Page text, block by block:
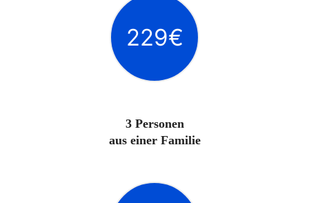
229€
3 Personen
aus einer Familie